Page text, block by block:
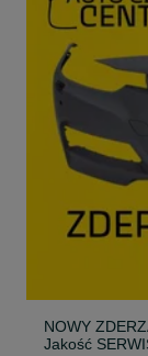
NOWY
Jakość